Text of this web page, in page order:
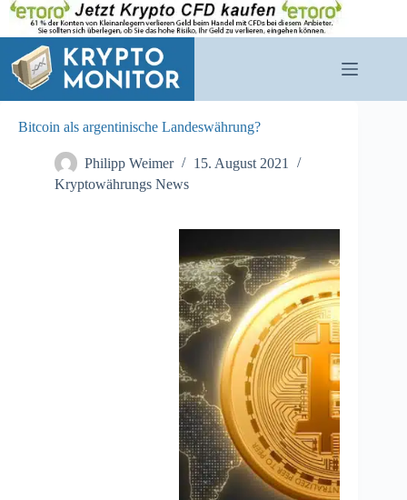
Zum
Inhalt
springen
Bitcoin als argentinische Landeswährung?
Philipp Weimer
15. August 2021
Kryptowährungs News